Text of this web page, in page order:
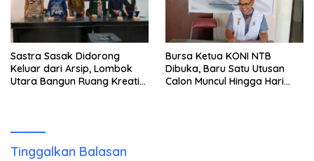
Sastra Sasak Didorong
Keluar dari Arsip, Lombok
Utara Bangun Ruang Kreatif
Bursa Ketua KONI NTB
Dibuka, Baru Satu Utusan
Calon Muncul Hingga Hari
Tinggalkan Balasan